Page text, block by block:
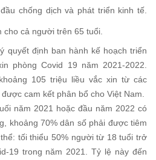
chống dịch và phát triển kinh tế.
cả người trên 65 tuổi.
quyết định ban hành kế hoạch triển
phòng Covid 19 năm 2021-2022.
105 triệu liều vắc xin từ các
cam kết phân bổ cho Việt Nam.
năm 2021 hoặc đầu năm 2022 có
khoảng 70% dân số phải được tiêm
tối thiểu 50% người từ 18 tuổi trở
19 trong năm 2021. Tỷ lệ này đến